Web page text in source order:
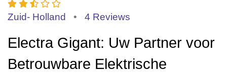
Zuid- Holland • 4 Reviews
Electra Gigant: Uw Partner voor
Betrouwbare Elektrische